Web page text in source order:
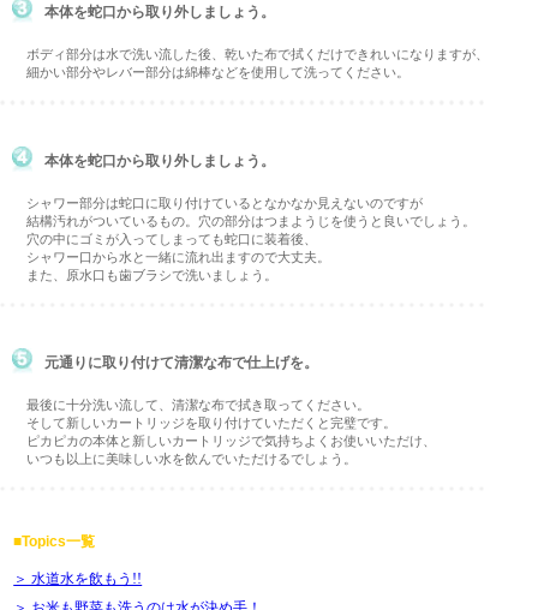
本体を蛇口から取り外しましょう。
ボディ部分は水で洗い流した後、乾いた布で拭くだけできれいになりますが、
細かい部分やレバー部分は綿棒などを使用して洗ってください。
本体を蛇口から取り外しましょう。
シャワー部分は蛇口に取り付けているとなかなか見えないのですが
結構汚れがついているもの。穴の部分はつまようじを使うと良いでしょう。
穴の中にゴミが入ってしまっても蛇口に装着後、
シャワー口から水と一緒に流れ出ますので大丈夫。
また、原水口も歯ブラシで洗いましょう。
元通りに取り付けて清潔な布で仕上げを。
最後に十分洗い流して、清潔な布で拭き取ってください。
そして新しいカートリッジを取り付けていただくと完璧です。
ピカピカの本体と新しいカートリッジで気持ちよくお使いいただけ、
いつも以上に美味しい水を飲んでいただけるでしょう。
■Topics一覧
＞ 水道水を飲もう!!